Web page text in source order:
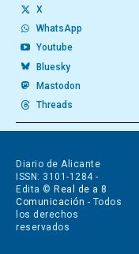
X
WhatsApp
Youtube
Bluesky
Mastodon
Threads
Diario de Alicante
ISSN: 3101-1284 -
Edita © Real de a 8
Comunicación - Todos
los derechos
reservados